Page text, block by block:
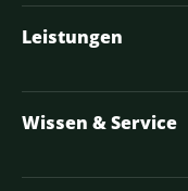
Leistungen
Wissen & Service